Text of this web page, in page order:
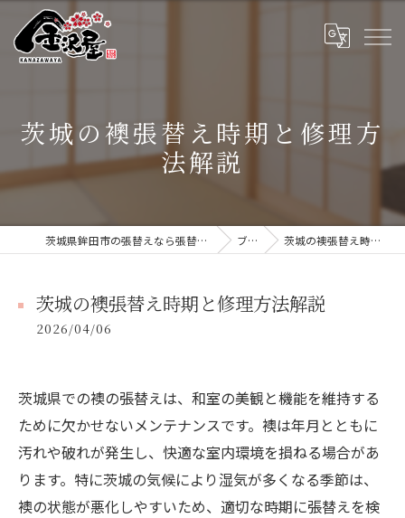
茨城の襖張替え時期と修理方
法解説
茨城県鉾田市の張替えなら張替本舗 金沢屋 大洗・鹿嶋店 ブログ 茨城の襖張替え時期と修理方法解説
茨城の襖張替え時期と修理方法解説
2026/04/06
茨城県での襖の張替えは、和室の美観と機能を維持する
ために欠かせないメンテナンスです。襖は年月とともに
汚れや破れが発生し、快適な室内環境を損ねる場合があ
ります。特に茨城の気候により湿気が多くなる季節は、
襖の状態が悪化しやすいため、適切な時期に張替えを検